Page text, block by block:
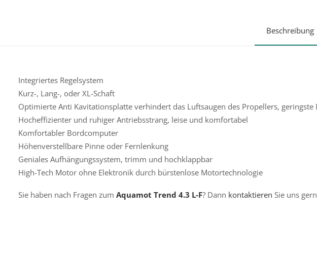
Beschreibung
Integriertes Regelsystem
Kurz-, Lang-, oder XL-Schaft
Optimierte Anti Kavitationsplatte verhindert das Luftsaugen des Propellers, geringste
Hocheffizienter und ruhiger Antriebsstrang, leise und komfortabel
Komfortabler Bordcomputer
Höhenverstellbare Pinne oder Fernlenkung
Geniales Aufhängungssystem, trimm und hochklappbar
High-Tech Motor ohne Elektronik durch bürstenlose Motortechnologie
Sie haben nach Fragen zum Aquamot Trend 4.3 L-F? Dann kontaktieren Sie uns